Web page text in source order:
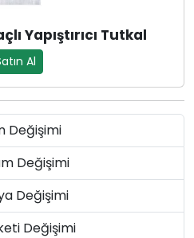
Yapıştırıcı Tutkal
Al
Değişimi
Değişimi
Değişimi
Değişimi